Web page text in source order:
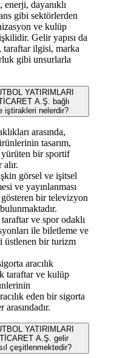
dayanıklı
gibi sektörlerden
ve kulüp
Gelir yapısı da
taraftar ilgisi, marka
gibi unsurlarla
YATIRIMLARI
A.Ş. bağlı
iştirakleri nelerdir?
arasında,
tasarım,
yürüten bir sportif
görsel ve işitsel
ve yayınlanması
bir televizyon
ve spor odaklı
ile biletleme ve
üstlenen bir turizm
aracılık
taraftar ve kulüp
eden bir sigorta
YATIRIMLARI
A.Ş. gelir
çeşitlenmektedir?